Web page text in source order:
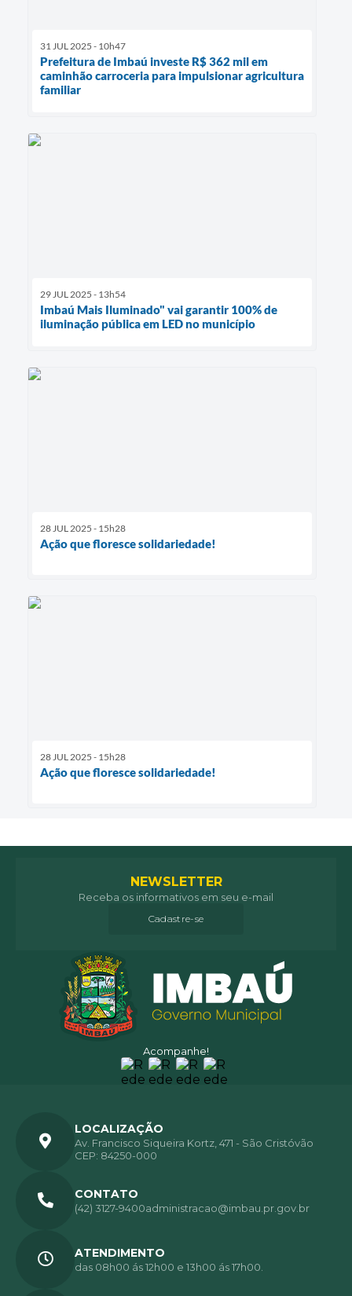
31 JUL 2025 - 10h47
Prefeitura de Imbaú investe R$ 362 mil em
caminhão carroceria para impulsionar agricultura
familiar
29 JUL 2025 - 13h54
Imbaú Mais Iluminado" vai garantir 100% de
iluminação pública em LED no município
28 JUL 2025 - 15h28
Ação que floresce solidariedade!
28 JUL 2025 - 15h28
Ação que floresce solidariedade!
Acompanhe!
NEWSLETTER
Receba os informativos em seu e-mail
Cadastre-se
LOCALIZAÇÃO
Av. Francisco Siqueira Kortz, 471 - São Cristóvão
CEP: 84250-000
CONTATO
(42) 3127-9400administracao@imbau.pr.gov.br
ATENDIMENTO
das 08h00 ás 12h00 e 13h00 ás 17h00.